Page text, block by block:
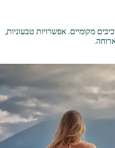
מקומיים. אפשרויות טבעוניות,